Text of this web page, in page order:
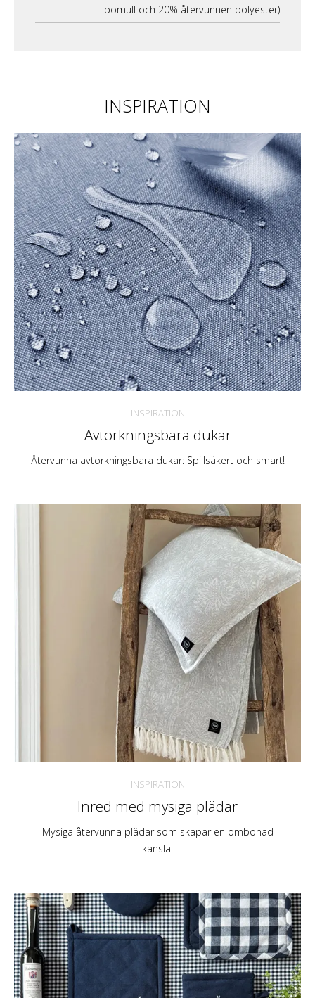
bomull och 20% återvunnen polyester)
INSPIRATION
INSPIRATION
Avtorkningsbara dukar
Återvunna avtorkningsbara dukar: Spillsäkert och smart!
INSPIRATION
Inred med mysiga plädar
Mysiga återvunna plädar som skapar en ombonad
känsla.